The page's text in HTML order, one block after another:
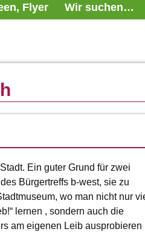
Flyer Wir suchen…
Ein guter Grund für zwei
Bürgertreffs b-west, sie zu
wo man nicht nur
lernen , sondern auch die
am eigenen Leib ausprobieren